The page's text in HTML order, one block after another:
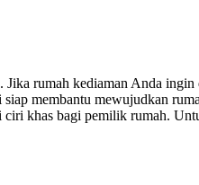
Jika rumah kediaman Anda ingin
membantu mewujudkan
khas bagi pemilik rumah.